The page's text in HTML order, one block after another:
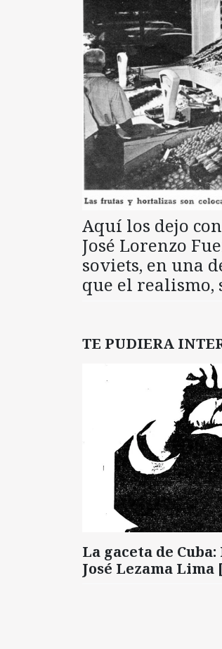
Aquí los dejo
José Lorenzo
soviets, en una
que el realismo,
TE PUDIERA
La gaceta de
José Lezama Lima